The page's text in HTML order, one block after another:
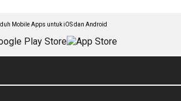
Mobile Apps untuk iOS dan Android